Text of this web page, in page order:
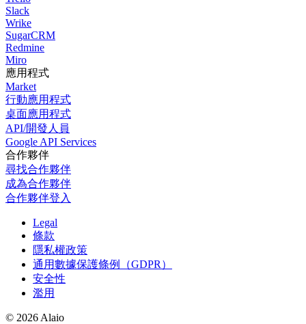
Slack
Wrike
SugarCRM
Redmine
Miro
應用程式
Market
行動應用程式
桌面應用程式
API/開發人員
Google API Services
合作夥伴
尋找合作夥伴
成為合作夥伴
合作夥伴登入
Legal
條款
隱私權政策
通用數據保護條例（GDPR）
安全性
濫用
© 2026 Alaio